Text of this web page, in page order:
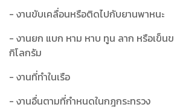
- งานขับเคลื่อนหรือติดไปกับยานพาหนะ
- งานยก แบก หาม หาบ ทูน ลาก หรือเข็น
กิโลกรัม
- งานที่ทำในเรือ
- งานอื่นตามที่กำหนดในกฎกระทรวง